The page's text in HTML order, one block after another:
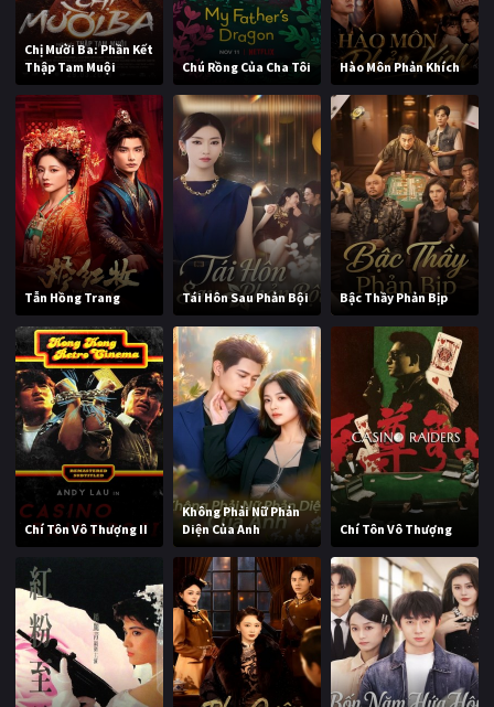
Chị Mười Ba: Phần Kết
Thập Tam Muội
Chú Rồng Của Cha Tôi Hào Môn Phản Khích
Tẫn Hồng Trang Tái Hôn Sau Phản Bội Bậc Thầy Phản Bịp
Chí Tôn Vô Thượng II
Không Phải Nữ Phản
Diện Của Anh
Chí Tôn Vô Thượng